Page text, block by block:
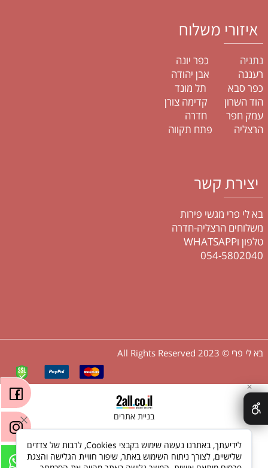
איזורי משלוח
נתניה כפר יונה
רעננה אבן יהודה
כפר סבא תל מונד
הוד השרון קדימה צורן
עמק חפר חדרה
הרצליה פתח תקווה
יצירת קשר
בא לי פרי מגשי פירות
משלוחים הרצליה-חדרה
טלפון וWHATSAPP
054-5802040
בא לי פרי © 2023 All Rights Reserved
בניית אתרים
✕
לידיעתך, באתרנו נעשה שימוש בקבצי Cookies, לרבות של צדדים
שלישיים, לצורך ניתוח השימוש באתר, שיפור חוויית הגלישה והצגת